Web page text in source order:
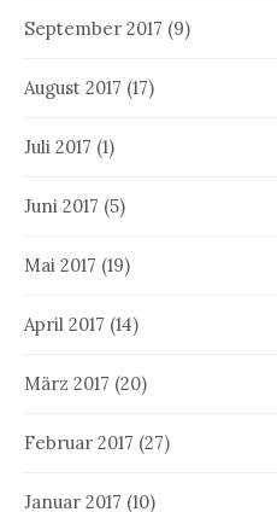
September 2017 (9)
August 2017 (17)
Juli 2017 (1)
Juni 2017 (5)
Mai 2017 (19)
April 2017 (14)
März 2017 (20)
Februar 2017 (27)
Januar 2017 (10)